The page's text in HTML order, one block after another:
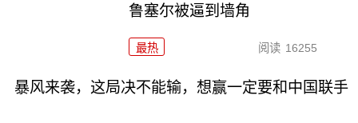
鲁塞尔被逼到墙角
最热 阅读 16255
暴风来袭，这局决不能输，想赢一定要和中国联手